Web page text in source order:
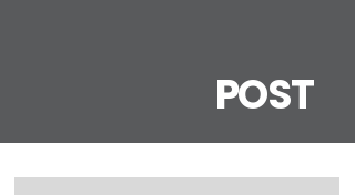
POST